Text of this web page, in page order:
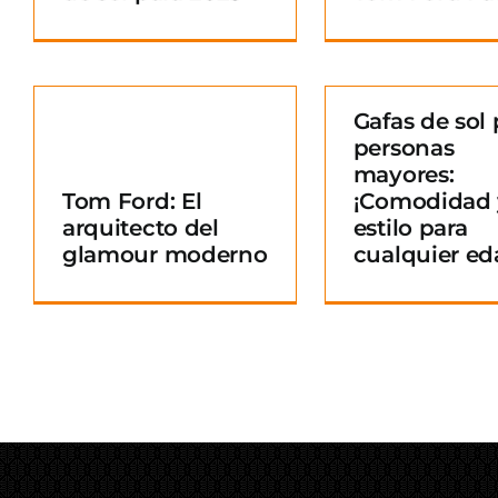
Tom Ford: El
arquitecto del
glamour moderno
¡Comodidad y
estilo para
cualquier edad!
Gafas de sol
personas
mayores:
¡Comodidad
estilo para
cualquier